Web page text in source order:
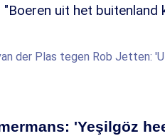
"Boeren uit het buitenland
der Plas tegen Rob Jetten:
'Yeşilgöz